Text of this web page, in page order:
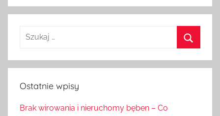
Szukaj:
Ostatnie wpisy
Brak wirowania i nieruchomy bęben – Co